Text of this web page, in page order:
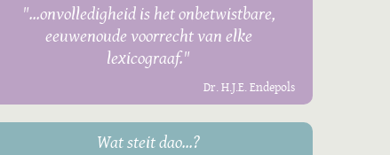
"...onvolledigheid is het onbetwistbare,
eeuwenoude voorrecht van elke
lexicograaf."
Dr. H.J.E. Endepols
Wat steit dao...?